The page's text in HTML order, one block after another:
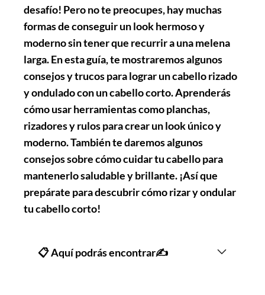
desafío! Pero no te preocupes, hay muchas
formas de conseguir un look hermoso y
moderno sin tener que recurrir a una melena
larga. En esta guía, te mostraremos algunos
consejos y trucos para lograr un cabello rizado
y ondulado con un cabello corto. Aprenderás
cómo usar herramientas como planchas,
rizadores y rulos para crear un look único y
moderno. También te daremos algunos
consejos sobre cómo cuidar tu cabello para
mantenerlo saludable y brillante. ¡Así que
prepárate para descubrir cómo rizar y ondular
tu cabello corto!
📋 Aquí podrás encontrar✍